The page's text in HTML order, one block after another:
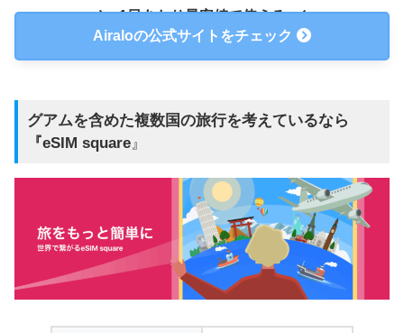
1日あたり最安値で使える
Airaloの公式サイトをチェック
グアムを含めた複数国の旅行を考えているなら
『eSIM square』